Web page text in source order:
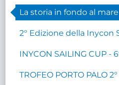
La storia in fondo al mare
2° Edizione della Inycon
INYCON SAILING CUP -
TROFEO PORTO PALO